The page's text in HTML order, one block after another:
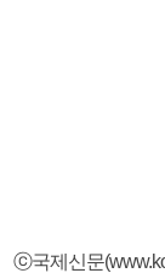
ⓒ국제신문